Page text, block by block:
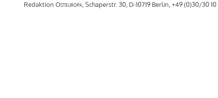
Redaktion Osteuropa, Schaperstr. 30, D-10719 Berlin, +49 (0)30/30